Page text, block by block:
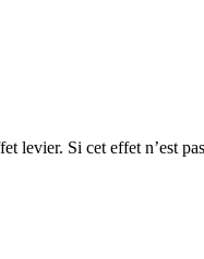
levier. Si cet effet n’est